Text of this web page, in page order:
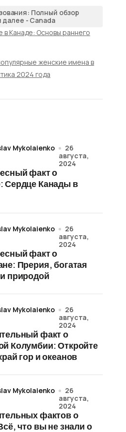
Полный обзор
далее - Canada
Канаде: Основы раннего
женские имена в
2024 года
факт о
Сердце Канады в
Mykolaienko
26
августа,
2024
факт о
Прерия, богатая
природой
Mykolaienko
26
августа,
2024
факт о
Колумбии: Откройте
гор и океанов
Mykolaienko
26
августа,
2024
фактов о
что вы не знали о
Mykolaienko
26
августа,
2024